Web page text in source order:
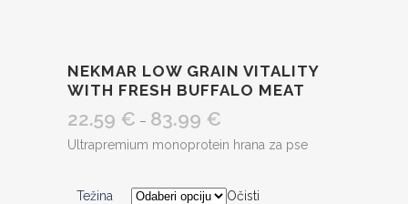
NEKMAR LOW GRAIN VITALITY
WITH FRESH BUFFALO MEAT
22.59 € – 83.99 €
cijena:
22.59 €
Ultrapremium monoprotein hrana za pse
Težina Očisti